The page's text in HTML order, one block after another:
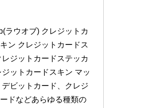
ラウオブ) クレジットカ
ン クレジットカードス
レジットカードステッカ
ジットカードスキン マッ
デビットカード、クレジ
ドなどあらゆる種類の